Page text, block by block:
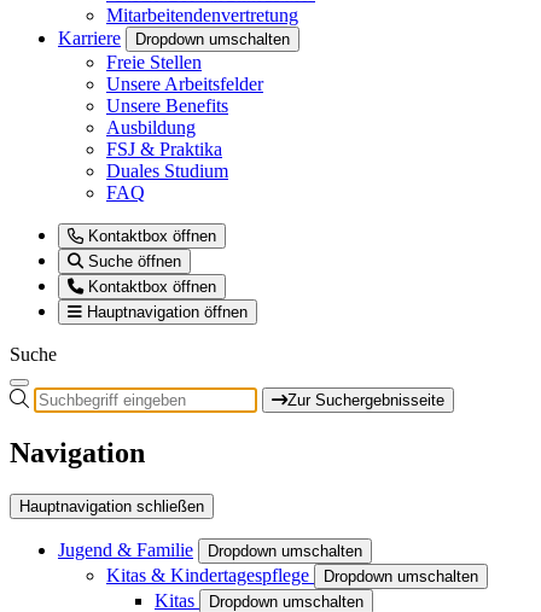
Mitarbeitendenvertretung
Karriere
Dropdown umschalten
Freie Stellen
Unsere Arbeitsfelder
Unsere Benefits
Ausbildung
FSJ & Praktika
Duales Studium
FAQ
Kontaktbox öffnen
Suche öffnen
Kontaktbox öffnen
Hauptnavigation öffnen
Suche
Zur Suchergebnisseite
Navigation
Hauptnavigation schließen
Jugend & Familie Dropdown umschalten
Kitas & Kindertagespflege Dropdown umschalten
Kitas Dropdown umschalten